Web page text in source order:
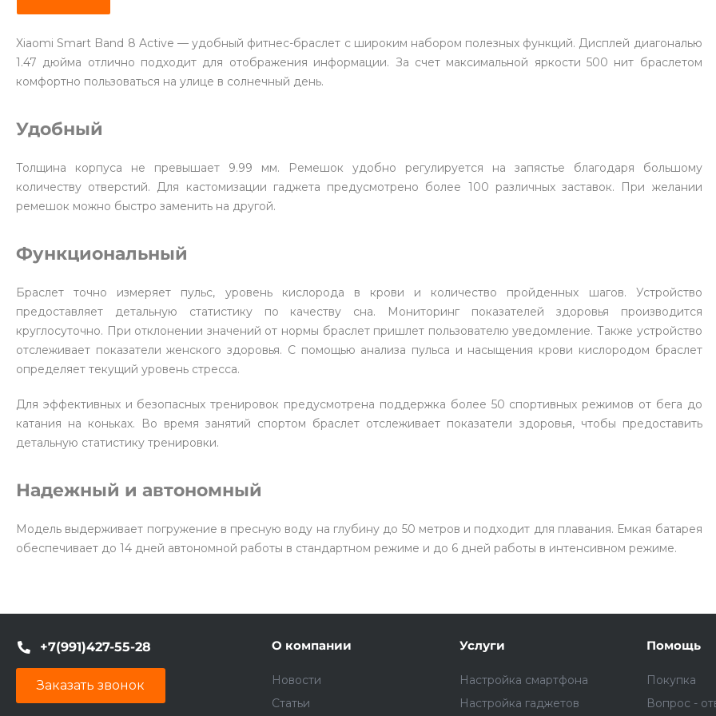
25
Xiaomi Smart Band 8 Active — удобный фитнес-браслет с широким набором полезных функций. Дисплей диагональю
1.47 дюйма отлично подходит для отображения информации. За счет максимальной яркости 500 нит браслетом
комфортно пользоваться на улице в солнечный день.
Удобный
Толщина корпуса не превышает 9.99 мм. Ремешок удобно регулируется на запястье благодаря большому
количеству отверстий. Для кастомизации гаджета предусмотрено более 100 различных заставок. При желании
ремешок можно быстро заменить на другой.
Функциональный
Браслет точно измеряет пульс, уровень кислорода в крови и количество пройденных шагов. Устройство
предоставляет детальную статистику по качеству сна. Мониторинг показателей здоровья производится
круглосуточно. При отклонении значений от нормы браслет пришлет пользователю уведомление. Также устройство
отслеживает показатели женского здоровья. С помощью анализа пульса и насыщения крови кислородом браслет
определяет текущий уровень стресса.
Для эффективных и безопасных тренировок предусмотрена поддержка более 50 спортивных режимов от бега до
катания на коньках. Во время занятий спортом браслет отслеживает показатели здоровья, чтобы предоставить
детальную статистику тренировки.
Надежный и автономный
Модель выдерживает погружение в пресную воду на глубину до 50 метров и подходит для плавания. Емкая батарея
обеспечивает до 14 дней автономной работы в стандартном режиме и до 6 дней работы в интенсивном режиме.
+7(991)427-55-28
Заказать звонок
О компании
Новости
Статьи
Услуги
Настройка смартфона
Настройка гаджетов
Помощь
Покупка
Вопрос -